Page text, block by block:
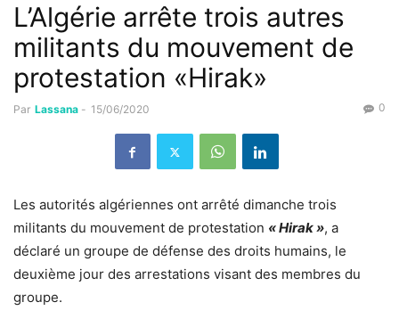
L’Algérie arrête trois autres
militants du mouvement de
protestation «Hirak»
Par Lassana - 15/06/2020 0
Les autorités algériennes ont arrêté dimanche trois
militants du mouvement de protestation « Hirak », a
déclaré un groupe de défense des droits humains, le
deuxième jour des arrestations visant des membres du
groupe.